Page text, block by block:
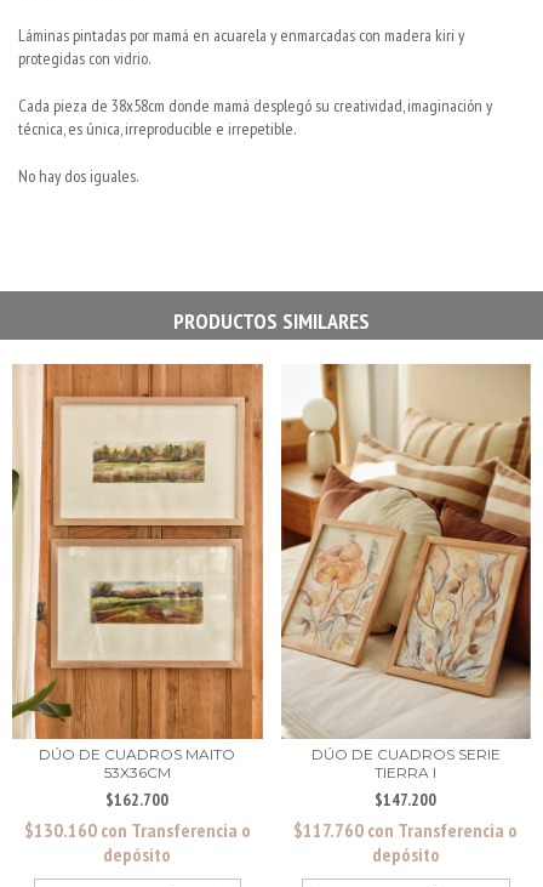
Láminas pintadas por mamá en acuarela y enmarcadas con madera kiri y
protegidas con vidrio.
Cada pieza de 38x58cm donde mamá desplegó su creatividad, imaginación y
técnica, es única, irreproducible e irrepetible.
No hay dos iguales.
PRODUCTOS SIMILARES
DÚO DE CUADROS MAITO
53X36CM
$162.700
$130.160 con Transferencia o
depósito
DÚO DE CUADROS SERIE
TIERRA I
$147.200
$117.760 con Transferencia o
depósito